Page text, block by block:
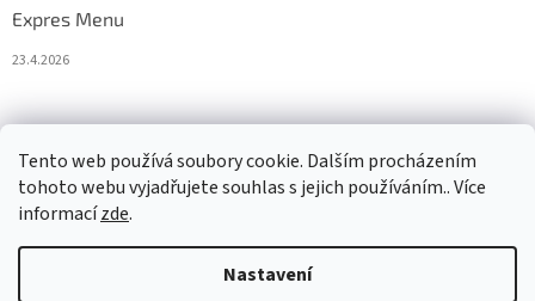
Tento web používá soubory cookie. Dalším procházením
tohoto webu vyjadřujete souhlas s jejich používáním.. Více
informacízde.
Nastavení
Expres Menu
23.4.2026